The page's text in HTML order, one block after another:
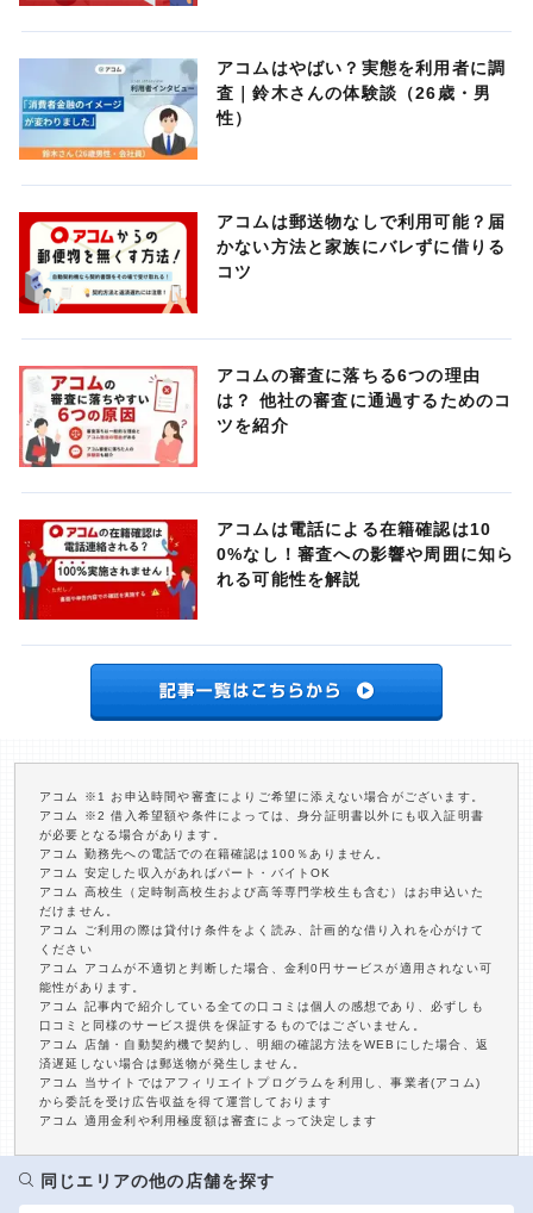
アコムはやばい？実態を利用者に調
査｜鈴木さんの体験談（26歳・男
性）
アコムは郵送物なしで利用可能？届
かない方法と家族にバレずに借りる
コツ
アコムの審査に落ちる6つの理由
は？ 他社の審査に通過するためのコ
ツを紹介
アコムは電話による在籍確認は10
0%なし！審査への影響や周囲に知ら
れる可能性を解説
アコム ※1 お申込時間や審査によりご希望に添えない場合がございます。
アコム ※2 借入希望額や条件によっては、身分証明書以外にも収入証明書
が必要となる場合があります。
アコム 勤務先への電話での在籍確認は100％ありません。
アコム 安定した収入があればパート・バイトOK
アコム 高校生（定時制高校生および高等専門学校生も含む）はお申込いた
だけません。
アコム ご利用の際は貸付け条件をよく読み、計画的な借り入れを心がけて
ください
アコム アコムが不適切と判断した場合、金利0円サービスが適用されない可
能性があります。
アコム 記事内で紹介している全ての口コミは個人の感想であり、必ずしも
口コミと同様のサービス提供を保証するものではございません。
アコム 店舗・自動契約機で契約し、明細の確認方法をWEBにした場合、返
済遅延しない場合は郵送物が発生しません。
アコム 当サイトではアフィリエイトプログラムを利用し、事業者(アコム)
から委託を受け広告収益を得て運営しております
アコム 適用金利や利用極度額は審査によって決定します
同じエリアの他の店舗を探す